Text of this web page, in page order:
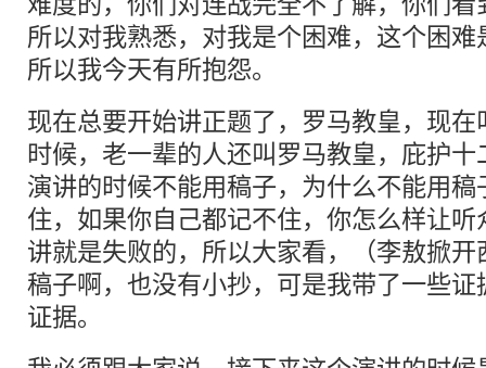
所以对我熟悉，对我是个困难，这个困
所以我今天有所抱怨。
现在总要开始讲正题了，罗马教皇，现
时候，老一辈的人还叫罗马教皇，庇护
演讲的时候不能用稿子，为什么不能用
住，如果你自己都记不住，你怎么样让
讲就是失败的，所以大家看，（李敖掀
稿子啊，也没有小抄，可是我带了一些
证据。